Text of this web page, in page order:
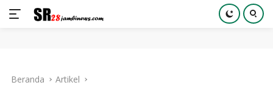
kontenBeranda Artikel